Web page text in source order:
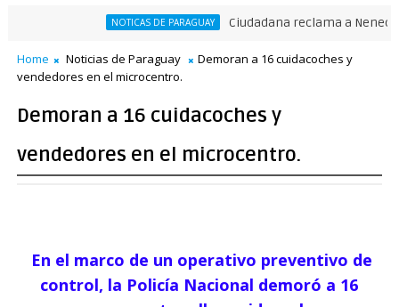
NOTICAS DE PARAGUAY Ciudadana reclama a Nenecho:
Home Noticias de Paraguay
Demoran a 16 cuidacoches y
vendedores en el microcentro.
Demoran a 16 cuidacoches y
vendedores en el microcentro.
En el marco de un operativo preventivo de
control, la Policía Nacional demoró a 16